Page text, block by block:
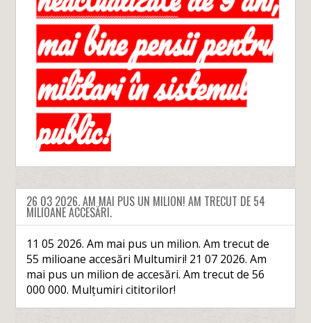
26 03 2026. AM MAI PUS UN MILION! AM TRECUT DE 54
MILIOANE ACCESĂRI.
11 05 2026. Am mai pus un milion. Am trecut de
55 milioane accesări Multumiri! 21 07 2026. Am
mai pus un milion de accesări. Am trecut de 56
000 000. Mulțumiri cititorilor!